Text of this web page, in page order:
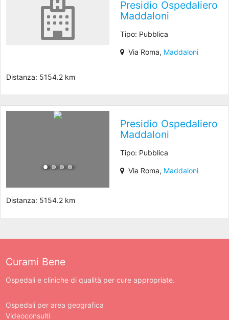
Presidio Ospedaliero
Maddaloni
Tipo: Pubblica
Via Roma, Maddaloni
Distanza: 5154.2 km
Presidio Ospedaliero
Maddaloni
Tipo: Pubblica
Via Roma, Maddaloni
Distanza: 5154.2 km
Curami Bene
Ospedali e cliniche di qualità per cure appropriate.
Ospedali per area geografica
Videoconsulti